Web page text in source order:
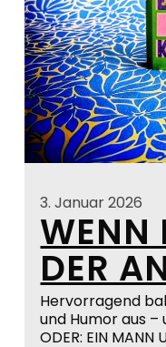
3. Januar 2026
WENN
DER
Hervorragend
und Humor aus –
ODER: EIN MANN